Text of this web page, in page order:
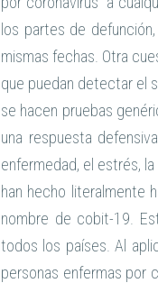
los partes de
mismas fechas. Otra
que puedan detectar el
se hacen pruebas
una respuesta
enfermedad, el estrés,
han hecho literalmente
nombre de cobit-19.
todos los países. Al
personas enfermas por